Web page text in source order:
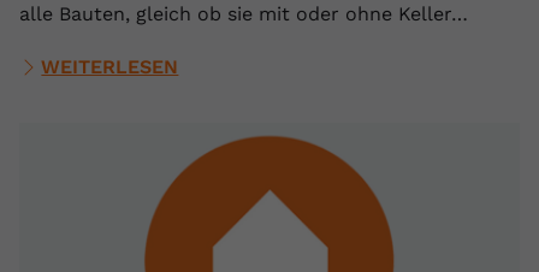
alle Bauten, gleich ob sie mit oder ohne Keller…
WEITERLESEN